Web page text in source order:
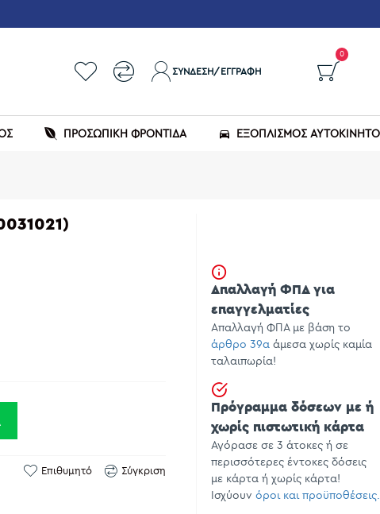
ΣΎΝΔΕΣΗ/ΕΓΓΡΑΦΉ
0
ΠΡΟΣΩΠΙΚΗ ΦΡΟΝΤΙΔΑ ΕΞΟΠΛΙΣΜΌΣ
Επιθυμητό Σύγκριση
Απαλλαγή ΦΠΑ για
επαγγελματίες
Απαλλαγή ΦΠΑ με βάση το
άρθρο 39α άμεσα χωρίς καμία
ταλαιπωρία!
Πρόγραμμα δόσεων με ή
χωρίς πιστωτική κάρτα
Αγόρασε σε 3 άτοκες ή σε
περισσότερες έντοκες δόσεις
με κάρτα ή χωρίς κάρτα!
Ισχύουν όροι και προϋποθέσεις.